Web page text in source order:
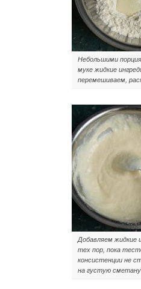
Небольшими
муке жидкие
перемешиваем,
Добавляем жидкие
тех пор, пока
консистенции не
на густую сметану